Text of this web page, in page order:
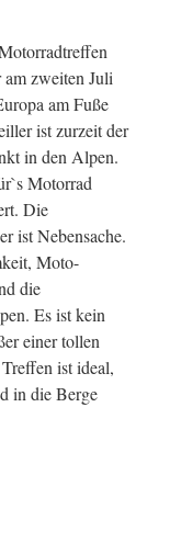
am zweiten Juli
am Fuße
ist zurzeit der
in den Alpen.
Motorrad
Die
ist Nebensache.
Moto-
die
Es ist kein
einer tollen
ist ideal,
in die Berge